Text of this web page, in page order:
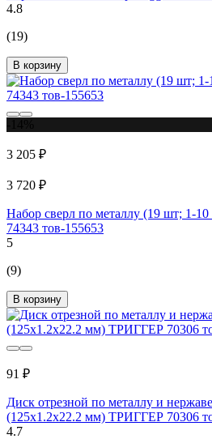
4.8
(19)
В корзину
3 205 ₽
3 720 ₽
Набор сверл по металлу (19 шт; 1-
74343 тов-155653
5
(9)
В корзину
91 ₽
Диск отрезной по металлу и
(125х1.2х22.2 мм) ТРИГГЕР 70306
4.7